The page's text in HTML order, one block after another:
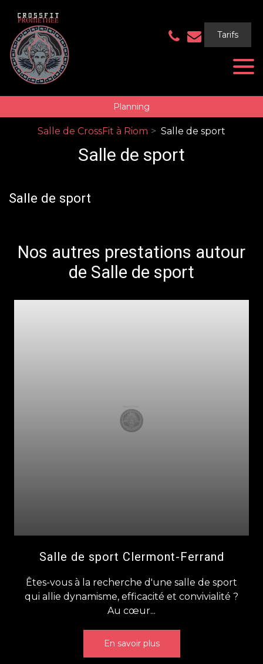
Tarifs
Planning
Salle de CrossFit à Riom Salle de sport
Salle de sport
Salle de sport
Nos autres prestations autour
de Salle de sport
Salle de sport Clermont-Ferrand
Êtes-vous à la recherche d'une salle de sport
qui allie dynamisme, efficacité et convivialité ?
Au cœur...
En savoir plus